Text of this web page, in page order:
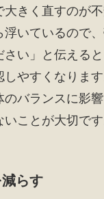
きく直すのが不
浮いているので
い」と伝える
しやすくなりま
のバランスに影
ことが大切です
らす